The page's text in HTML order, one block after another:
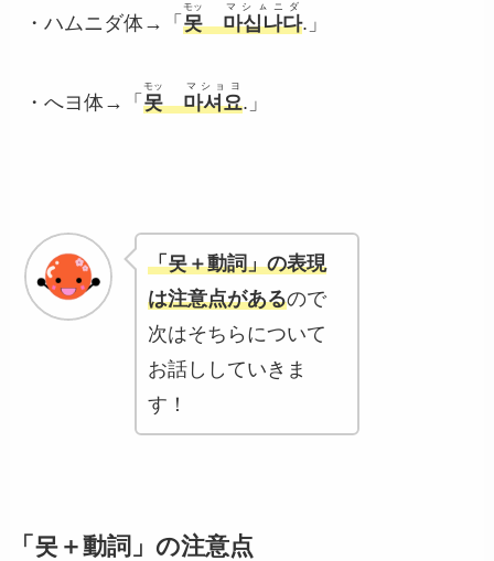
・ハムニダ体→「못
モッ
마십나다
マシㇺニダ
.」
・へヨ体→「못
モッ
마셔요
マショヨ
.」
「못＋動詞」の表現
は注意点があるので
次はそちらについて
お話ししていきま
す！
「못＋動詞」の注意点